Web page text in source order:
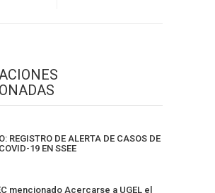
REGISTRO DE ALERTA DE CASOS DE
19 EN SSEE
mencionado Acercarse a UGEL el